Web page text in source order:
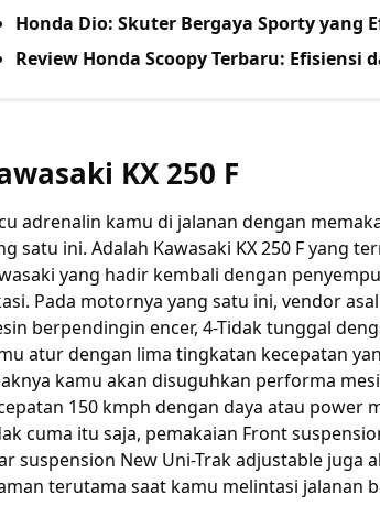
Honda Dio: Skuter Bergaya Sporty yang
Review Honda Scoopy Terbaru:
KX 250 F
adrenalin kamu di jalanan dengan
satu ini. Adalah Kawasaki KX 250 F yang
yang hadir kembali dengan
Pada motornya yang satu ini, vendor
berpendingin encer, 4-Tidak tunggal
atur dengan lima tingkatan kecepatan
kamu akan disuguhkan performa
150 kmph dengan daya atau power
cuma itu saja, pemakaian Front
suspension New Uni-Trak adjustable juga
terutama saat kamu melintasi jalanan